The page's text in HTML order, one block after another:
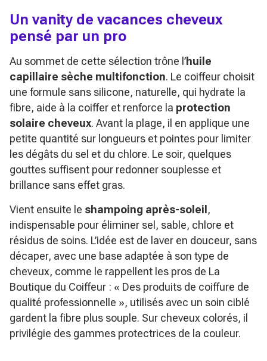
Un vanity de vacances cheveux
pensé par un pro
Au sommet de cette sélection trône l’huile
capillaire sèche multifonction. Le coiffeur choisit
une formule sans silicone, naturelle, qui hydrate la
fibre, aide à la coiffer et renforce la protection
solaire cheveux. Avant la plage, il en applique une
petite quantité sur longueurs et pointes pour limiter
les dégâts du sel et du chlore. Le soir, quelques
gouttes suffisent pour redonner souplesse et
brillance sans effet gras.
Vient ensuite le shampoing après-soleil,
indispensable pour éliminer sel, sable, chlore et
résidus de soins. L’idée est de laver en douceur, sans
décaper, avec une base adaptée à son type de
cheveux, comme le rappellent les pros de La
Boutique du Coiffeur : « Des produits de coiffure de
qualité professionnelle », utilisés avec un soin ciblé
gardent la fibre plus souple. Sur cheveux colorés, il
privilégie des gammes protectrices de la couleur.